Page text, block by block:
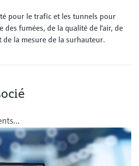
pour le trafic et les tunnels pour
des fumées, de la qualité de l'air, de
de la mesure de la surhauteur.